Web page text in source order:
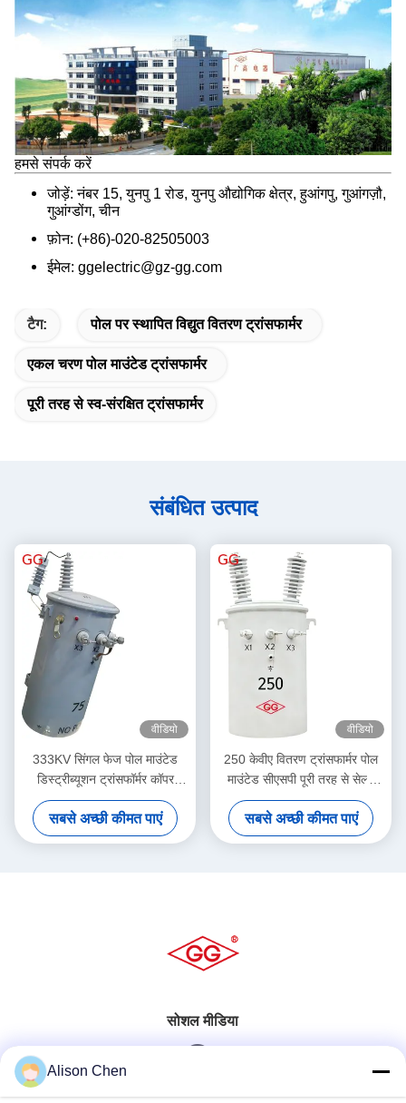
हमसे संपर्क करें
जोड़ें: नंबर 15, युनपु 1 रोड, युनपु औद्योगिक क्षेत्र, हुआंगपु, गुआंगज़ौ,
गुआंग्डोंग, चीन
फ़ोन: (+86)-020-82505003
ईमेल: ggelectric@gz-gg.com
टैग: पोल पर स्थापित विद्युत वितरण ट्रांसफार्मर
एकल चरण पोल माउंटेड ट्रांसफार्मर
पूरी तरह से स्व-संरक्षित ट्रांसफार्मर
संबंधित उत्पाद
वीडियो
333KV सिंगल फेज पोल माउंटेड
डिस्ट्रीब्यूशन ट्रांसफॉर्मर कॉपर
एल्युमिनियम हाइब्रिड वाइंडिंग के साथ
सबसे अच्छी कीमत पाएं
वीडियो
250 केवीए वितरण ट्रांसफार्मर पोल
माउंटेड सीएसपी पूरी तरह से सेल्फ
प्रोटेक्टेड ट्रांसफार्मर
सबसे अच्छी कीमत पाएं
सोशल मीडिया
Alison Chen